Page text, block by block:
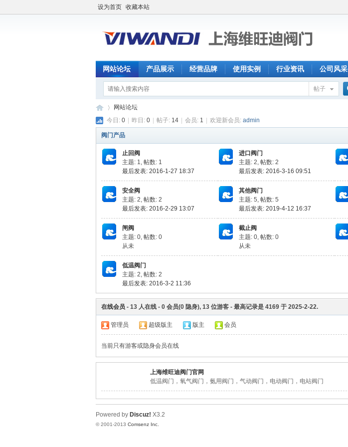
设为首页 收藏本站
网站论坛 产品展示 经营品牌 使用实例 行业资讯 公司风采
帖子
»
网站论坛
今日: 0 昨日: 0 帖子: 14 会员: 1 欢迎新会员: admin
阀门产品
止回阀
主题: 1, 帖数: 1
最后发表: 2016-1-27 18:37
进口阀门
主题: 2, 帖数: 2
最后发表: 2016-3-16 09:51
安全阀
主题: 2, 帖数: 2
最后发表: 2016-2-29 13:07
其他阀门
主题: 5, 帖数: 5
最后发表: 2019-4-12 16:37
闸阀
主题: 0, 帖数: 0
从未
截止阀
主题: 0, 帖数: 0
从未
低温阀门
主题: 2, 帖数: 2
最后发表: 2016-3-2 11:36
在线会员 - 13 人在线 - 0 会员(0 隐身), 13 位游客 - 最高记录是 4169 于 2025-2-22.
管理员 超级版主 版主 会员
当前只有游客或隐身会员在线
上海维旺迪阀门官网
低温阀门，氧气阀门，氨用阀门，气动阀门，电动阀门，电站阀门
Powered by Discuz! X3.2
© 2001-2013 Comsenz Inc.